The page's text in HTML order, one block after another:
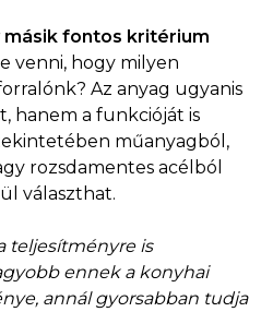
másik fontos kritérium
venni, hogy milyen
Az anyag ugyanis
hanem a funkcióját is
műanyagból,
rozsdamentes acélból
választhat.
teljesítményre is
ennek a konyhai
annál gyorsabban tudja